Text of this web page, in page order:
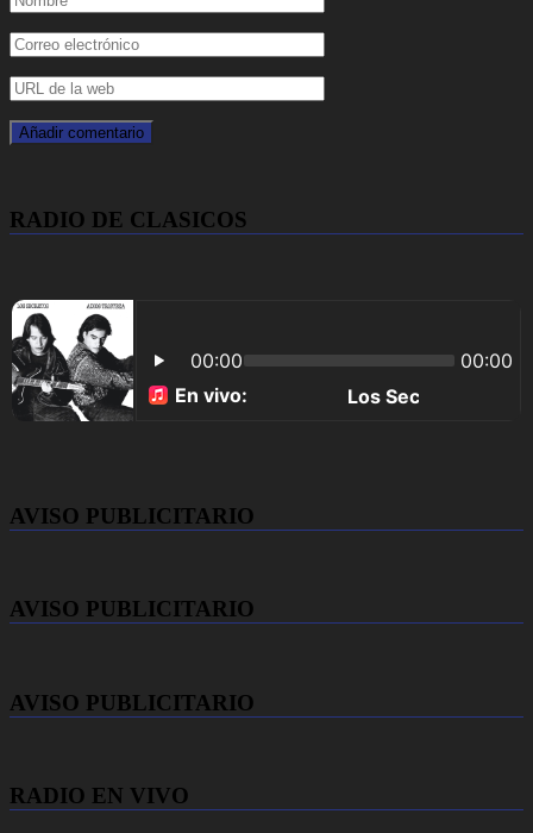
RADIO DE CLASICOS
AVISO PUBLICITARIO
AVISO PUBLICITARIO
AVISO PUBLICITARIO
RADIO EN VIVO